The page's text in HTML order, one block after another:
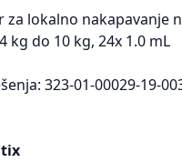
za lokalno nakapavanje
kg do 10 kg, 24x 1.0 mL
323-01-00029-19-